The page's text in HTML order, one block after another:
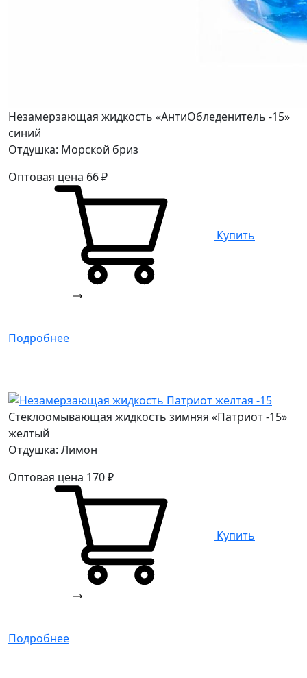
Незамерзающая жидкость «АнтиОбледенитель -15»
синий
Отдушка: Морской бриз
Оптовая цена 66₽
Купить
Подробнее
Стеклоомывающая жидкость зимняя «Патриот -15»
желтый
Отдушка: Лимон
Оптовая цена 170₽
Купить
Подробнее